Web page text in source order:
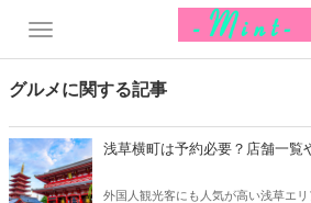
グルメに関する記事
浅草横町は予約必要？店舗一覧
外国人観光客にも人気が高い浅草エリ